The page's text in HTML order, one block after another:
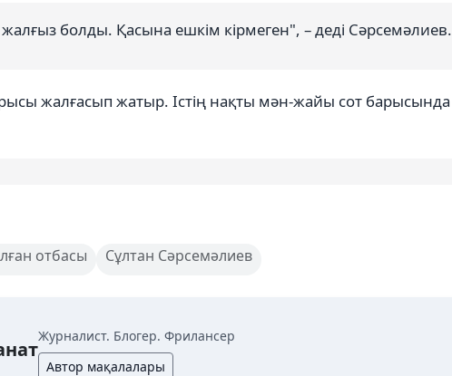
болды. Қасына ешкім кірмеген", – деді Сәрсемәлиев.
жалғасып жатыр. Істің нақты мән-жайы сот барысында
отбасы Сұлтан Сәрсемәлиев
Журналист. Блогер. Фрилансер
Автор мақалалары